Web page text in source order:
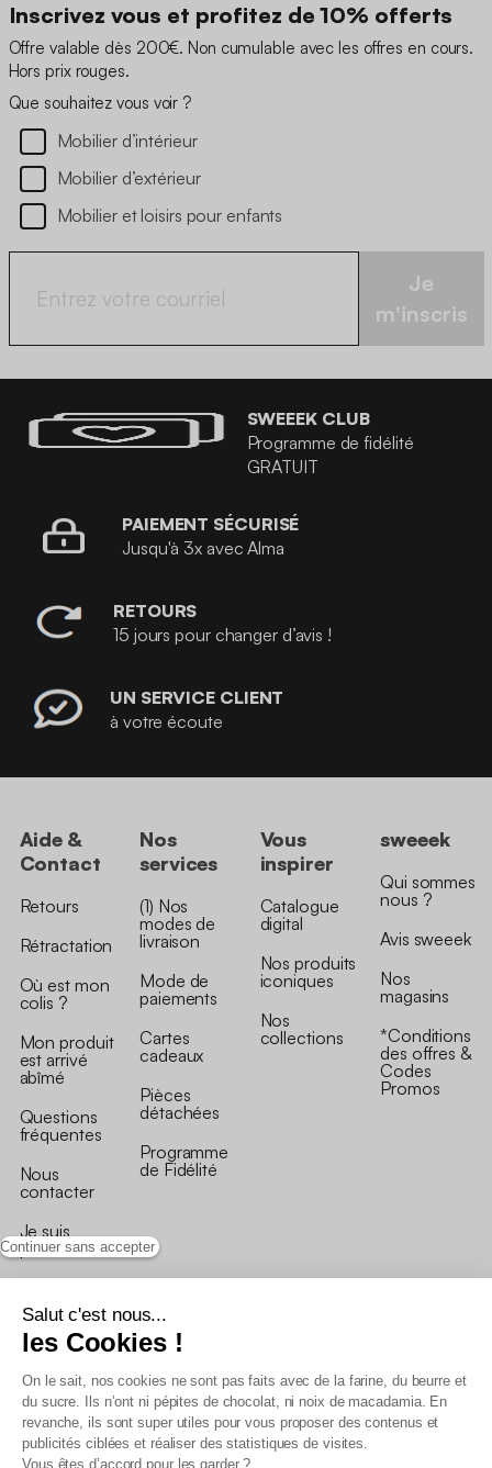
Continuer sans accepter
Salut c'est nous...
les Cookies !
On le sait, nos cookies ne sont pas faits avec de la farine, du beurre et
du sucre. Ils n’ont ni pépites de chocolat, ni noix de macadamia. En
revanche, ils sont super utiles pour vous proposer des contenus et
publicités ciblées et réaliser des statistiques de visites.
Vous êtes d’accord pour les garder ?
Inscrivez vous et profitez de 10% offerts
Offre valable dès 200€. Non cumulable avec les offres en cours.
Hors prix rouges.
Que souhaitez vous voir ?
Mobilier d’intérieur
Mobilier d’extérieur
Mobilier et loisirs pour enfants
Je
m'inscris
SWEEEK CLUB
Programme de fidélité
GRATUIT
PAIEMENT SÉCURISÉ
Jusqu'à 3x avec Alma
RETOURS
15 jours pour changer d’avis !
UN SERVICE CLIENT
à votre écoute
Aide &
Contact
Retours
Rétractation
Où est mon
colis ?
Mon produit
est arrivé
abîmé
Questions
fréquentes
Nous
contacter
Je suis
professionnel
Nos
services
(1) Nos
modes de
livraison
Mode de
paiements
Cartes
cadeaux
Pièces
détachées
Programme
de Fidélité
Vous
inspirer
Catalogue
digital
Nos produits
iconiques
Nos
collections
sweeek
Qui sommes
nous ?
Avis sweeek
Nos
magasins
*Conditions
des offres &
Codes
Promos
Conditions générales de vente
Conditions générales du programme de fidélité
Charte de données personnelles
Conditions générales de vente Pro